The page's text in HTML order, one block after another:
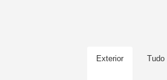
Exterior Tudo